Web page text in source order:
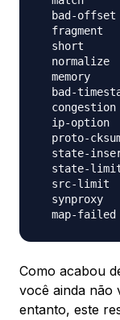
bad-offset
fragment
short
normalize
memory
bad-
congestion
ip-option
proto-
state-
state-
src-limit
synproxy
Como acabou
você ainda não
entanto, este